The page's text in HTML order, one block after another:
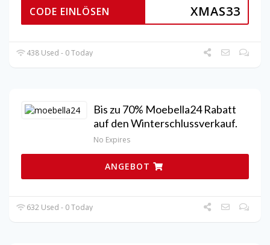
XMAS33
CODE EINLÖSEN
438 Used - 0 Today
Bis zu 70% Moebella24 Rabatt
auf den Winterschlussverkauf.
No Expires
ANGEBOT
632 Used - 0 Today